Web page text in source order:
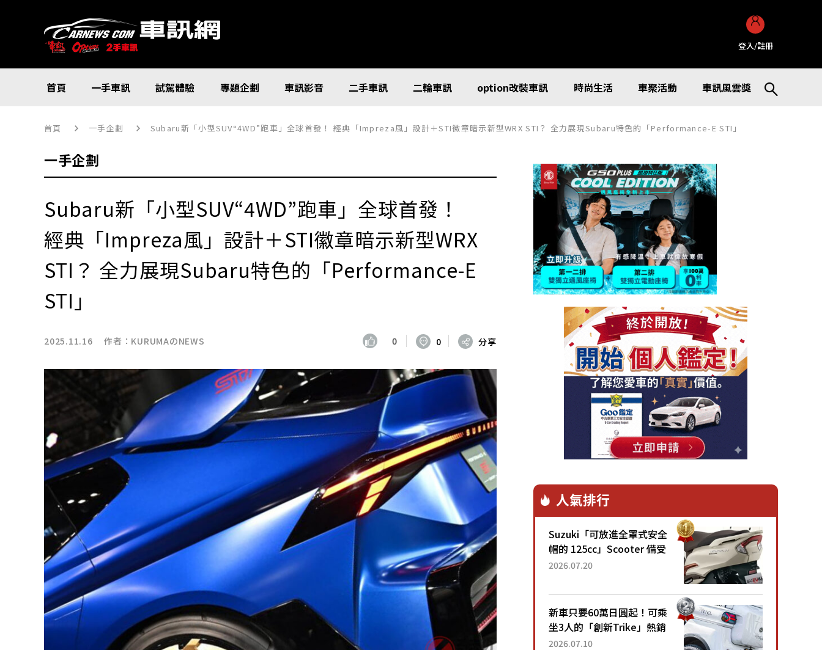
登入/註冊
首頁 一手車訊 試駕體驗 專題企劃 車訊影音 二手車訊 二輪車訊 option改裝車訊 時尚生活 車聚活動 車訊風雲獎
首頁 一手企劃 Subaru新「小型SUV“4WD”跑車」全球首發！ 經典「Impreza風」設計＋STI徽章暗示新型WRX STI？ 全力展現Subaru特色的「Performance-E STI」
一手企劃
Subaru新「小型SUV“4WD”跑車」全球首發！
經典「Impreza風」設計＋STI徽章暗示新型WRX
STI？ 全力展現Subaru特色的「Performance-E
STI」
2025.11.16 作者： KURUMAのNEWS 0 0 分享
人氣排行
Suzuki「可放進全罩式安全
帽的 125cc」Scooter 備受
矚目！採用全新流線設計與
已陸續開始出口的新款
「B...
2026.07.20
新車只要60萬日圓起！可乘
坐3人的「創新Trike」熱銷
大賣成為人氣車款！「養車
2026.07.10